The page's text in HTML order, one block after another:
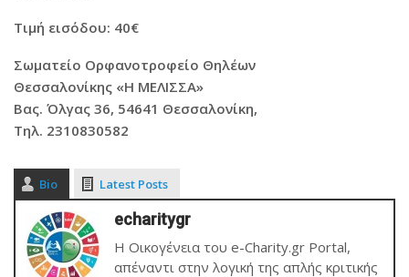
Τιμή εισόδου: 40€
Σωματείο Ορφανοτροφείο Θηλέων
Θεσσαλονίκης «Η ΜΕΛΙΣΣΑ»
Βας. Όλγας 36, 54641 Θεσσαλονίκη,
Τηλ. 2310830582
Bio Latest Posts
echaritygr
Η Οικογένεια του e-Charity.gr Portal,
απέναντι στην λογική της απλής κριτικής